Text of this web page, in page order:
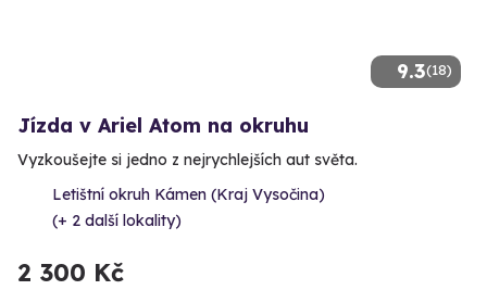
9.3(18)
Jízda v Ariel Atom na okruhu
Vyzkoušejte si jedno z nejrychlejších aut světa.
Letištní okruh Kámen (Kraj Vysočina)
(+ 2 další lokality)
2 300 Kč